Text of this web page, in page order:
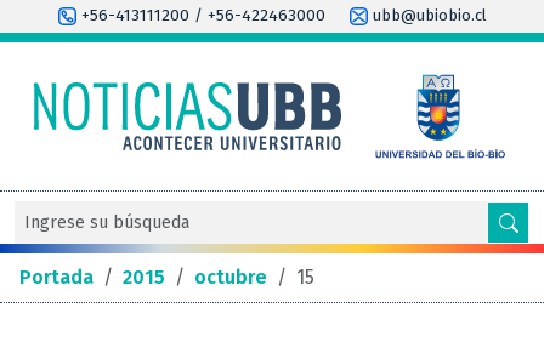
+56-413111200 / +56-422463000 ubb@ubiobio.cl
Portada / 2015 / octubre / 15